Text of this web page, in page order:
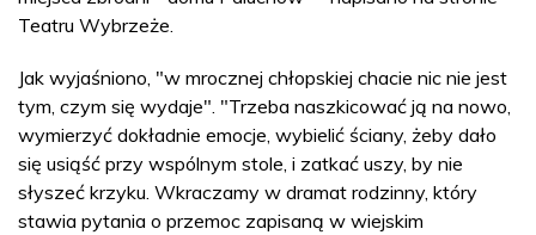
Teatru Wybrzeże.
Jak wyjaśniono, "w mrocznej chłopskiej chacie nic nie jest
tym, czym się wydaje". "Trzeba naszkicować ją na nowo,
wymierzyć dokładnie emocje, wybielić ściany, żeby dało
się usiąść przy wspólnym stole, i zatkać uszy, by nie
słyszeć krzyku. Wkraczamy w dramat rodzinny, który
stawia pytania o przemoc zapisaną w wiejskim